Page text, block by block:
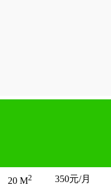
20 M2 350元/月